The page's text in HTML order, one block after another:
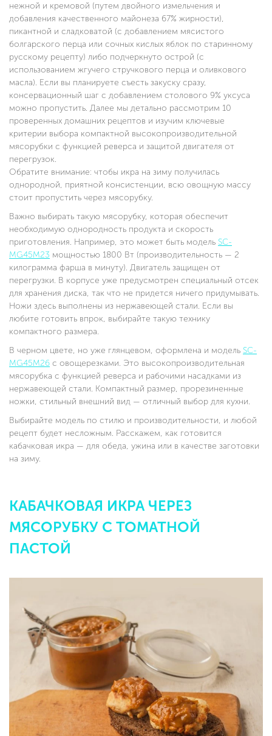
нежной и кремовой (путем двойного измельчения и
добавления качественного майонеза 67% жирности),
пикантной и сладковатой (с добавлением мясистого
болгарского перца или сочных кислых яблок по старинному
русскому рецепту) либо подчеркнуто острой (с
использованием жгучего стручкового перца и оливкового
масла). Если вы планируете съесть закуску сразу,
консервационный шаг с добавлением столового 9% уксуса
можно пропустить. Далее мы детально рассмотрим 10
проверенных домашних рецептов и изучим ключевые
критерии выбора компактной высокопроизводительной
мясорубки с функцией реверса и защитой двигателя от
перегрузок.
Обратите внимание: чтобы икра на зиму получилась
однородной, приятной консистенции, всю овощную массу
стоит пропустить через мясорубку.
Важно выбирать такую мясорубку, которая обеспечит
необходимую однородность продукта и скорость
приготовления. Например, это может быть модель SC-
MG45M23 мощностью 1800 Вт (производительность — 2
килограмма фарша в минуту). Двигатель защищен от
перегрузки. В корпусе уже предусмотрен специальный отсек
для хранения диска, так что не придется ничего придумывать.
Ножи здесь выполнены из нержавеющей стали. Если вы
любите готовить впрок, выбирайте такую технику
компактного размера.
В черном цвете, но уже глянцевом, оформлена и модель SC-
MG45M26 с овощерезками. Это высокопроизводительная
мясорубка с функцией реверса и рабочими насадками из
нержавеющей стали. Компактный размер, прорезиненные
ножки, стильный внешний вид — отличный выбор для кухни.
Выбирайте модель по стилю и производительности, и любой
рецепт будет несложным. Расскажем, как готовится
кабачковая икра — для обеда, ужина или в качестве заготовки
на зиму.
КАБАЧКОВАЯ ИКРА ЧЕРЕЗ
МЯСОРУБКУ С ТОМАТНОЙ
ПАСТОЙ